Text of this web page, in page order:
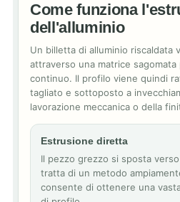
Come funziona
dell'alluminio
Un billetta di alluminio riscaldata
attraverso una matrice
continuo. Il profilo viene quindi
tagliato e sottoposto a
lavorazione meccanica o della
Estrusione diretta
Il pezzo grezzo si sposta
tratta di un metodo
consente di ottenere una